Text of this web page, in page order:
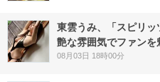
東雲うみ、「スピリ
艶な雰囲気でファンを
08月03日 18時00分